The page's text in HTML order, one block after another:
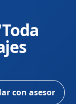
con asesor